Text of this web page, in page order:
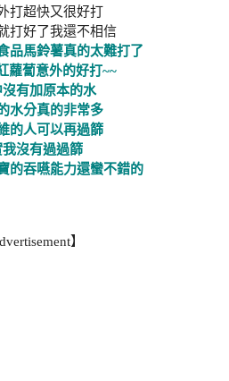
打超快又很好打
打好了我還不相信
品馬鈴薯真的太難打了
蘿蔔意外的好打~~
有加原本的水
水分真的非常多
的人可以再過篩
我沒有過過篩
的吞嚥能力還蠻不錯的
】